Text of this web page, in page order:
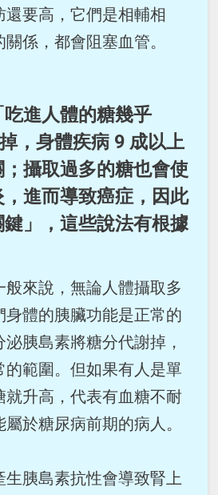
還要高，它們是相輔相
係，都會阻塞血管。
進人體的糖幾乎
，身體疾病 9 成以上
攝取過多的糖也會使
進而導致癌症，因此
」，這些說法有根據
般來說，無論人體攝取多
身體的胰臟功能是正常的
胰島素將糖分代謝掉，
的範圍。但如果有人是單
就升高，代表有血糖不耐
於糖尿病前期的病人。
生胰島素抗性會導致腎上